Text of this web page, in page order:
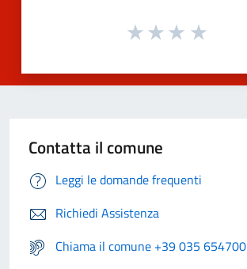
Contatta il comune
Leggi le domande frequenti
Richiedi Assistenza
Chiama il comune +39 035 654700